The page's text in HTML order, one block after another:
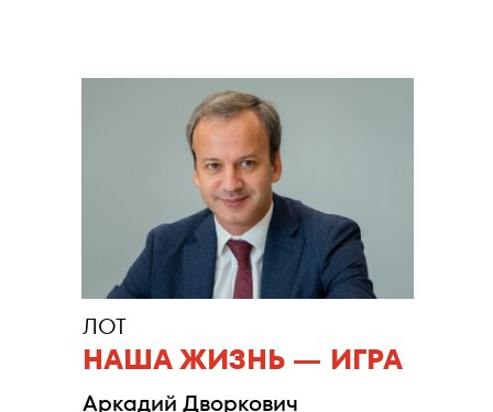
ЛОТ
НАША ЖИЗНЬ — ИГРА
Аркадий Дворкович